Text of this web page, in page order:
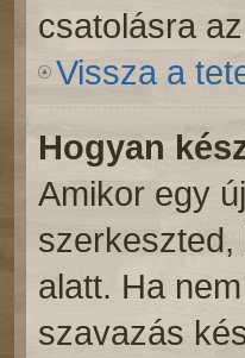
csatolásra
Vissza a
Hogyan
Amikor egy
szerkeszted,
alatt. Ha
szavazás